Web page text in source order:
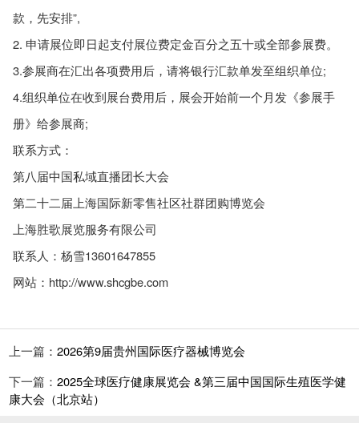
款，先安排”,
2. 申请展位即日起支付展位费定金百分之五十或全部参展费。
3.参展商在汇出各项费用后，请将银行汇款单发至组织单位;
4.组织单位在收到展台费用后，展会开始前一个月发《参展手
册》给参展商;
联系方式：
第八届中国私域直播团长大会
第二十二届上海国际新零售社区社群团购博览会
上海胜歌展览服务有限公司
联系人：杨雪13601647855
网站：http://www.shcgbe.com
上一篇： 2026第9届贵州国际医疗器械博览会
下一篇： 2025全球医疗健康展览会 &第三届中国国际生殖医学健
康大会（北京站）